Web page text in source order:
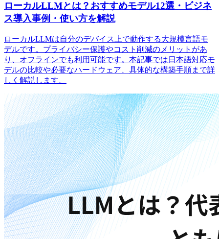
ローカルLLMとは？おすすめモデル12選・ビジネ
ス導入事例・使い方を解説
ローカルLLMは自分のデバイス上で動作する大規模言語モ
デルです。プライバシー保護やコスト削減のメリットがあ
り、オフラインでも利用可能です。本記事では日本語対応モ
デルの比較や必要なハードウェア、具体的な構築手順まで詳
しく解説します。